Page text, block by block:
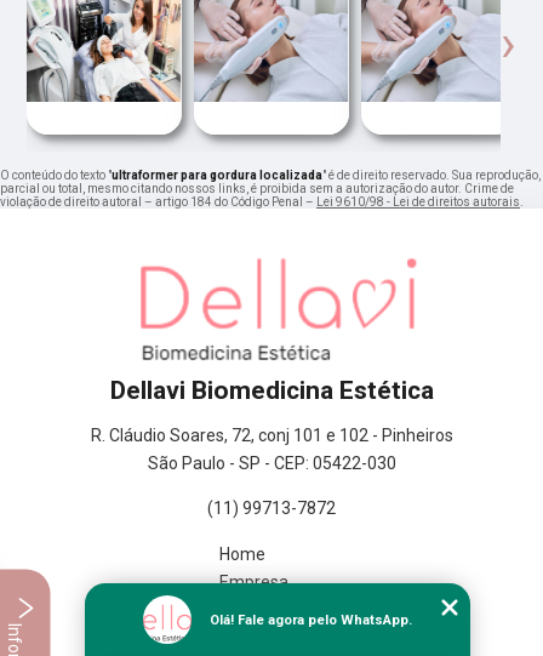
‹ ›
O conteúdo do texto "ultraformer para gordura localizada" é de direito reservado. Sua reprodução,
parcial ou total, mesmo citando nossos links, é proibida sem a autorização do autor. Crime de
violação de direito autoral – artigo 184 do Código Penal –
Lei 9610/98 - Lei de direitos autorais
Dellavi Biomedicina Estética
R. Cláudio Soares, 72, conj 101 e 102 - Pinheiros
São Paulo - SP - CEP: 05422-030
(11) 99713-7872
Home
Empresa
Olá! Fale agora pelo WhatsApp.